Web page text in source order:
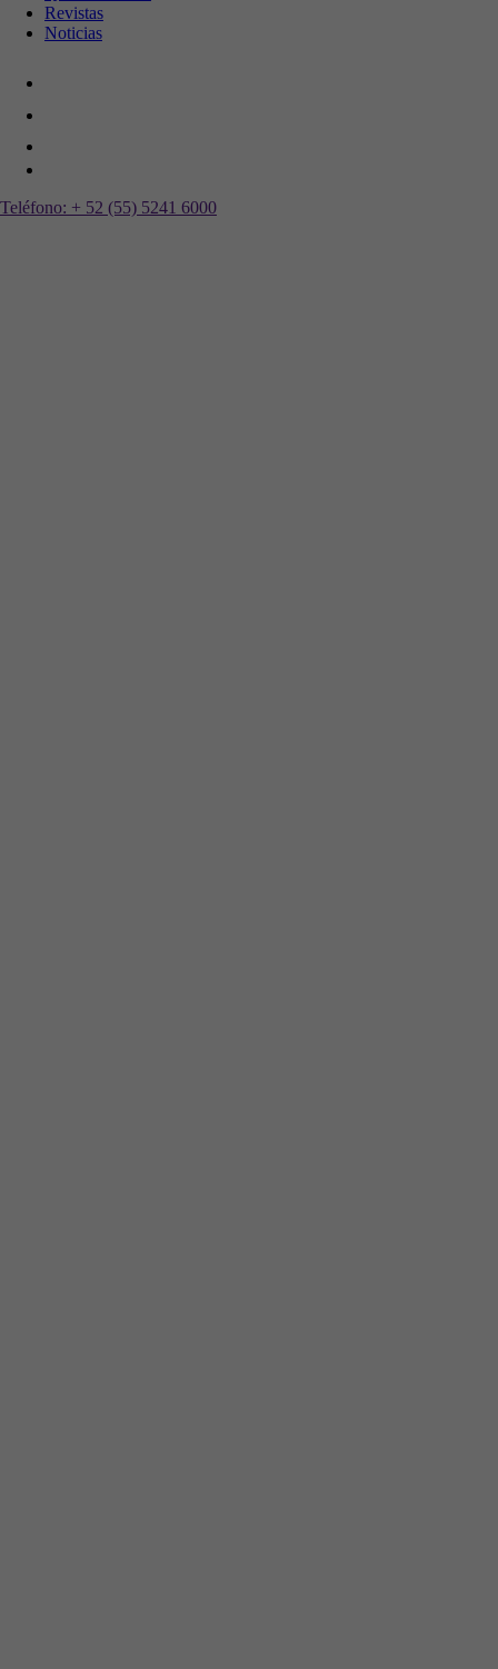
Revistas
Noticias
Teléfono: + 52 (55) 5241 6000